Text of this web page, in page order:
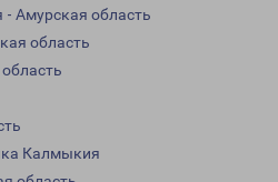
- Амурская область
область
Калмыкия